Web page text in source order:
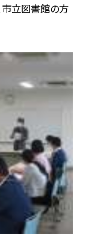
市立図書館の方